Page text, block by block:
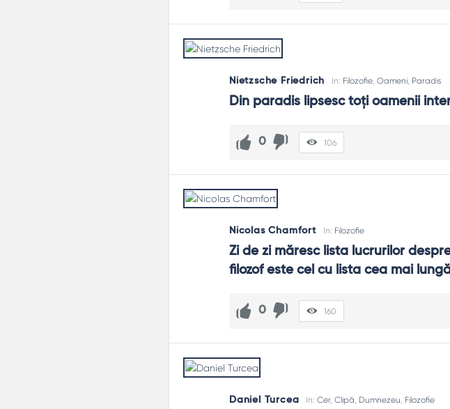
Nietzsche Friedrich In: Filozofie ,Oameni Paradis
Din paradis lipsesc toţi oamenii
0 106
Nicolas Chamfort In: Filozofie
Zi de zi măresc lista lucrurilor
filozof este cel cu lista cea mai
0 160
Daniel Turcea In:Cer,Clipă Dumnezeu Filozofie